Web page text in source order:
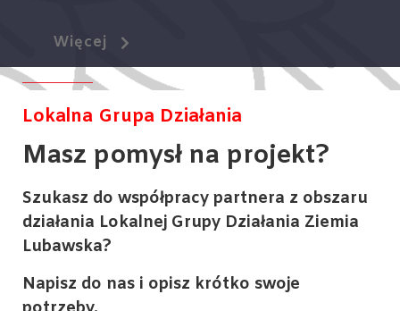
Więcej
Lokalna Grupa Działania
Masz pomysł na projekt?
Szukasz do współpracy partnera z obszaru
działania Lokalnej Grupy Działania Ziemia
Lubawska?
Napisz do nas i opisz krótko swoje